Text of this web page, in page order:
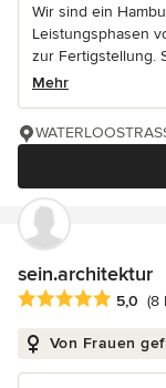
Wir sind ein
Leistungsphasen
zur Fertigstellung.
Mehr
sein.architektur
Durchschnittliche
5,0 (8
Von Frauen